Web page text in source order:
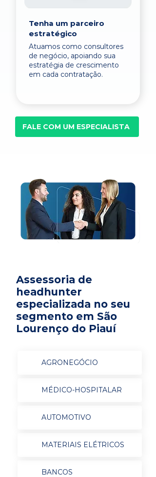
Tenha um parceiro
estratégico
Atuamos como consultores
de negócio, apoiando sua
estratégia de crescimento
em cada contratação.
FALE COM UM ESPECIALISTA
Assessoria de
headhunter
especializada no seu
segmento em São
Lourenço do Piauí
AGRONEGÓCIO
MÉDICO-HOSPITALAR
AUTOMOTIVO
MATERIAIS ELÉTRICOS
BANCOS